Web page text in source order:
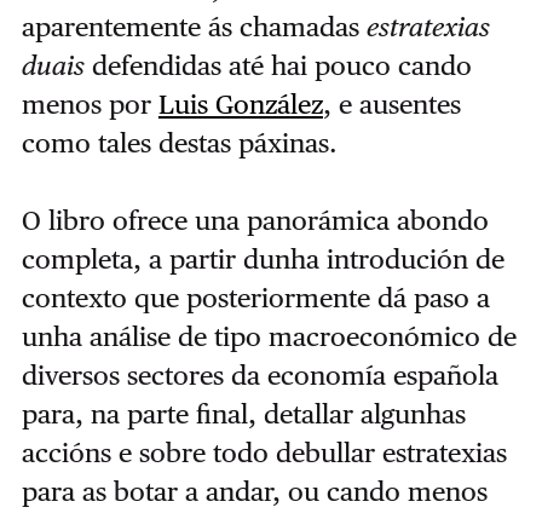
aparentemente ás chamadas estratexias
duaisdefendidas até hai pouco cando
menos por Luis González, e ausentes
como tales destas páxinas.
O libro ofrece una panorámica abondo
completa, a partir dunha introdución de
contexto que posteriormente dá paso a
unha análise de tipo macroeconómico de
diversos sectores da economía española
para, na parte final, detallar algunhas
accións e sobre todo debullar estratexias
para as botar a andar, ou cando menos